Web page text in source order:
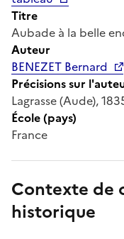
Titre
Aubade à la belle
Auteur
BENEZET Bernard
Précisions sur
Lagrasse (Aude),
École (pays)
France
Contexte de
historique